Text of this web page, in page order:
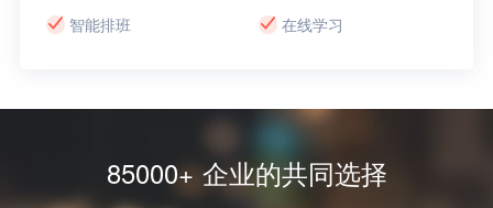
智能排班
在线学习
85000+ 企业的共同选择